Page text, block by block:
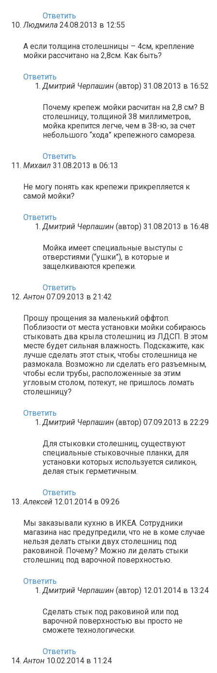
Ответить
Людмила 24.08.2013 в 12:55
А если толщина столешницы – 4см, крепление
мойки рассчитано на 2,8см. Как быть?
Ответить
Дмитрий Черпашин (автор) 31.08.2013 в 16:52
Почему крепеж мойки расчитан на 2,8 см? В
столешницу, толщиной 38 миллиметров,
мойка крепится легче, чем в 38-ю, за счет
небольшого “хода” крепежного самореза.
Ответить
Михаил 31.08.2013 в 06:13
Не могу понять как крепежи прикрепляется к
самой мойки?
Ответить
Дмитрий Черпашин (автор) 31.08.2013 в 16:48
Мойка имеет специальные выступы с
отверстиями (“ушки”), в которые и
защелкиваются крепежи.
Ответить
Антон 07.09.2013 в 21:42
Прошу прощения за маленький оффтоп.
Поблизости от места установки мойки собираюсь
стыковать два крыла столешниц из ЛДСП. В этом
месте будет сильная влажность. Подскажите, как
лучше сделать этот стык, чтобы столешница не
размокала. Возможно ли сделать его разъемным,
чтобы если трубы, расположенные за этим
угловым столом, потекут, не пришлось ломать
столешницу?
Ответить
Дмитрий Черпашин (автор) 07.09.2013 в 22:29
Для стыковки столешниц, существуют
специальные стыковочные планки, для
установки которых используется силикон,
делая стык герметичным.
Ответить
Алексей 12.01.2014 в 09:26
Мы заказывали кухню в ИКЕА. Сотрудники
магазина нас предупредили, что не в коме случае
нельзя делать стыки двух столешниц под
раковиной. Почему? Можно ли делать стыки
столешниц под варочной поверхностью.
Ответить
Дмитрий Черпашин (автор) 12.01.2014 в 13:24
Сделать стык под раковиной или под
варочной поверхностью вы просто не
сможете технологически.
Ответить
Антон 10.02.2014 в 11:24